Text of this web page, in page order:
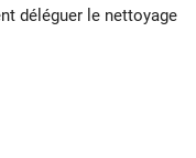
déléguer le nettoyage